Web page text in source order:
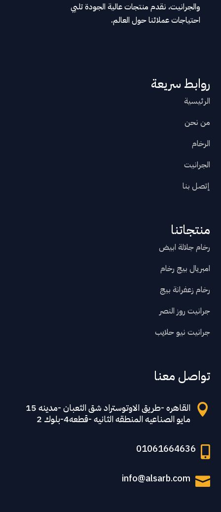
تواصل معنا

القاهره -طريق الاوتوستراد شق الثعبان -مدينه 15
مايو الصناعيه المنطقه الثانيه -قطعه4-بلوك 2

01061664636

info@alsarb.com
منتجاتنا
رخام جلالة ابيض
امبريال بيج رخام
رخام زعفرانة بيج
جرانيت روز النصر
جرانيت نيو حلايب
روابط سريعة
الرئيسية
من نحن
الرخام
الجرانيت
إتصل بنا
والجرانيت، نقدم منتجات عالية الجودة تلبي
احتياجات عملائنا حول العالم.